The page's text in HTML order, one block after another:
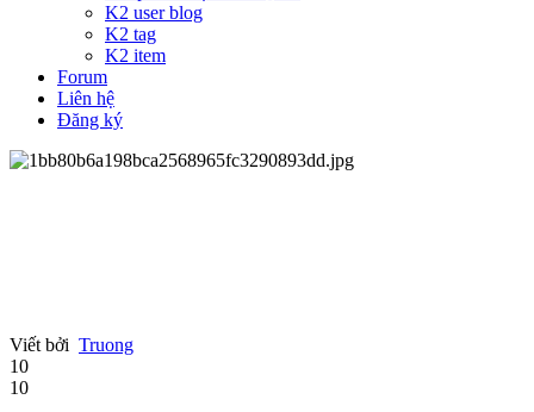
K2 user blog
K2 tag
K2 item
Forum
Liên hệ
Đăng ký
Viết bởi Truong
10
10